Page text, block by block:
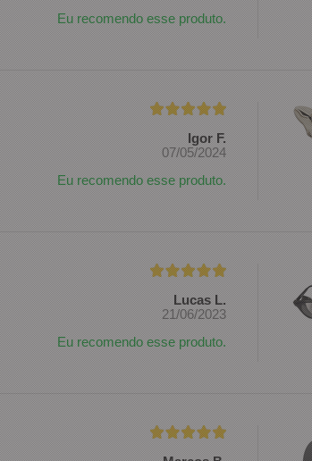
Eu recomendo esse produto.
Igor F.
07/05/2024
Eu recomendo esse produto.
Lucas L.
21/06/2023
Eu recomendo esse produto.